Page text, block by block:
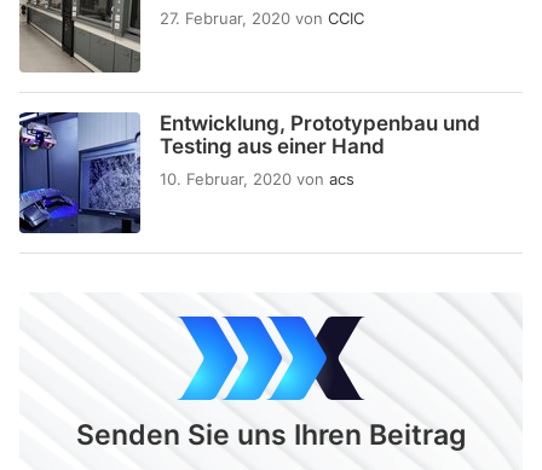
27. Februar, 2020 von CCIC
Entwicklung, Prototypenbau und
Testing aus einer Hand
10. Februar, 2020 von acs
Senden Sie uns Ihren Beitrag